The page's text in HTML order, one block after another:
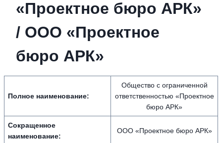
«Проектное бюро АРК»
/ ООО «Проектное
бюро АРК»
Полное наименование:
Общество с ограниченной
ответственностью «Проектное
бюро АРК»
Сокращенное
наименование:
ООО «Проектное бюро АРК»